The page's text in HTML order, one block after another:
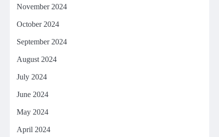
November 2024
October 2024
September 2024
August 2024
July 2024
June 2024
May 2024
April 2024